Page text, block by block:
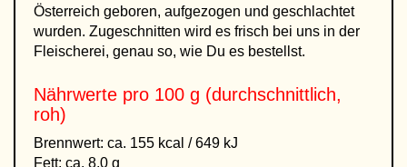
Österreich geboren, aufgezogen und geschlachtet
wurden. Zugeschnitten wird es frisch bei uns in der
Fleischerei, genau so, wie Du es bestellst.
Nährwerte pro 100 g (durchschnittlich,
roh)
Brennwert: ca. 155 kcal / 649 kJ
Fett: ca. 8,0 g